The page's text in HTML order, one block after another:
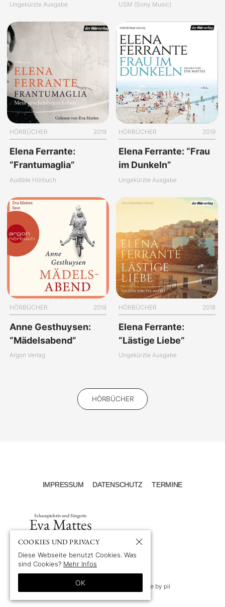
Ungekürzte Ausgabe USM (Sony Music)
HÖRBÜCHER 2019
Elena Ferrante:
“Frantumaglia”
Audible Hörbuch
HÖRBÜCHER 2019
Elena Ferrante: “Frau
im Dunkeln”
Ungekürzte Ausgabe
HÖRBÜCHER 2018
Anne Gesthuysen:
“Mädelsabend”
Argon Verlag
HÖRBÜCHER 2018
Elena Ferrante:
“Lästige Liebe”
Ungekürzte Ausgabe
HÖRBÜCHER
IMPRESSUM DATENSCHUTZ TERMINE
Schauspielerin und Sängerin
Eva Mattes
© 1969-2026 by Eva Mattes Site by pii
COOKIES UND PRIVACY
Diese Webseite benutzt Cookies. Was
sind Cookies? Mehr Infos
OK